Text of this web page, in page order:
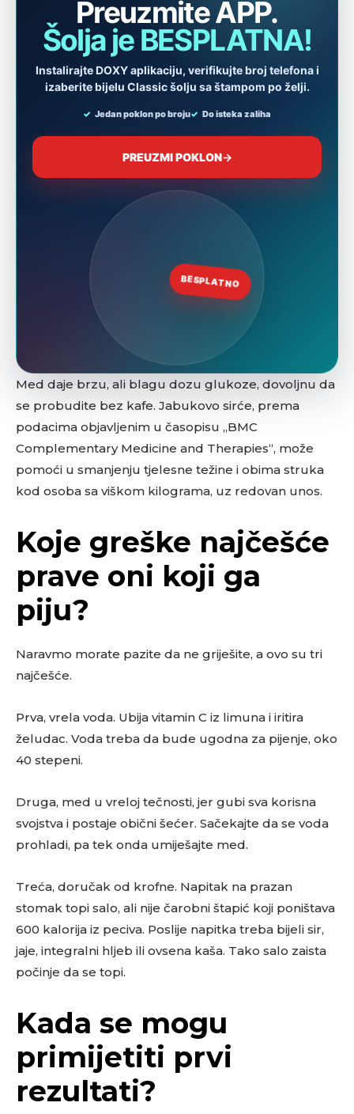
Med daje brzu, ali blagu dozu glukoze, dovoljnu da
se probudite bez kafe. Jabukovo sirće, prema
podacima objavljenim u časopisu „BMC
Complementary Medicine and Therapies“, može
pomoći u smanjenju tjelesne težine i obima struka
kod osoba sa viškom kilograma, uz redovan unos.
Koje greške najčešće
prave oni koji ga
piju?
Naravmo morate pazite da ne griješite, a ovo su tri
najčešće.
Prva, vrela voda. Ubija vitamin C iz limuna i iritira
želudac. Voda treba da bude ugodna za pijenje, oko
40 stepeni.
Druga, med u vreloj tečnosti, jer gubi sva korisna
svojstva i postaje obični šećer. Sačekajte da se voda
prohladi, pa tek onda umiješajte med.
Treća, doručak od krofne. Napitak na prazan
stomak topi salo, ali nije čarobni štapić koji poništava
600 kalorija iz peciva. Poslije napitka treba bijeli sir,
jaje, integralni hljeb ili ovsena kaša. Tako salo zaista
počinje da se topi.
Kada se mogu
primijetiti prvi
rezultati?